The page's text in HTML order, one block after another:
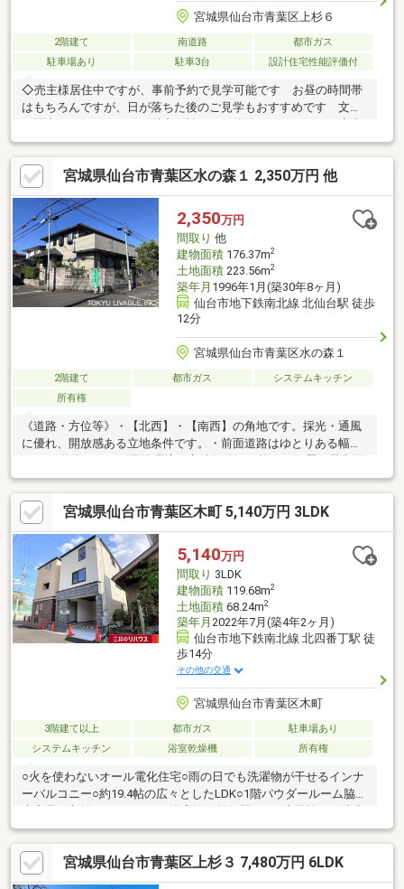
宮城県仙台市青葉区上杉６
2階建て 南道路
都市ガス
駐車場あり
駐車3台 設計住宅性能評価付
◇売主様居住中ですが、事前予約で見学可能です お昼の時間帯
はもちろんですが、日が落ちた後のご見学もおすすめです 文字
葉区上杉アドレス◆JR仙山線北仙台駅徒歩11分◆地下鉄北仙台駅
徒歩12分◆2025年3月築◆積水ハウス施工のこだわりの注文住宅
◆駐車4台可（車種による）◆土地面積：213.59㎡（64.61坪）◆
建物面積：122.50㎡（37.05坪）
宮城県仙台市青葉区水の森１ 2,350万円 他
2,350万円
間取り 他
建物面積176.37m2
土地面積223.56m2
築年月 1996年1月(築30年8ヶ月)
仙台市地下鉄南北線 北仙台駅 徒歩
12分
宮城県仙台市青葉区水の森１
2階建て 都市ガス
システムキッチン
所有権
《道路・方位等》・【北西】・【南西】の角地です。採光・通風
に優れ、開放感ある立地条件です。・前面道路はゆとりある幅員
6.0mの道路です。《周辺環境・立地条件》・第一種低層住居専用
地域の閑静な住宅街に立地。周辺は低層住宅の街並みが広がって
おります。・宅地内は高低差のないフラットな地形です。《分
譲・施工・構造》・平成8年1月築。《駐車場》・セカンドカーや
来客用にうれしい2台分のカースペース有り。
宮城県仙台市青葉区木町 5,140万円 3LDK
5,140万円
間取り 3LDK
建物面積119.68m2
土地面積68.24m2
築年月 2022年7月(築4年2ヶ月)
仙台市地下鉄南北線 北四番丁駅 徒
歩14分
その他の交通
宮城県仙台市青葉区木町
3階建て以上 都市ガス
駐車場あり
システムキッチン
浴室乾燥機 所有権
○火を使わないオール電化住宅○雨の日でも洗濯物が干せるインナ
ーバルコニー○約19.4帖の広々としたLDK○1階パウダールーム脇に
2分につき通学も安心○地下鉄南北線「北四番丁」 駅 徒歩１４
分 約1060m○JR仙山線「北仙台」駅 徒歩１５分 約1170m○市
営・宮交バス「木町」停 徒歩４分 約290m○仙台市立通町小学
校 徒歩２分 約90m○仙台市立三条中学校 徒歩１５分 約
宮城県仙台市青葉区上杉３ 7,480万円 6LDK